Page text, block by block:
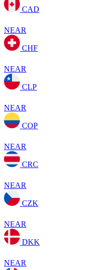
CAD
NEAR
CHF
NEAR
CLP
NEAR
COP
NEAR
CRC
NEAR
CZK
NEAR
DKK
NEAR